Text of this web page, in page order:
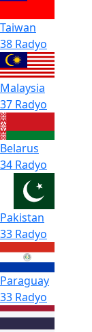
Taiwan
38 Radyo
Malaysia
37 Radyo
Belarus
34 Radyo
Pakistan
33 Radyo
Paraguay
33 Radyo